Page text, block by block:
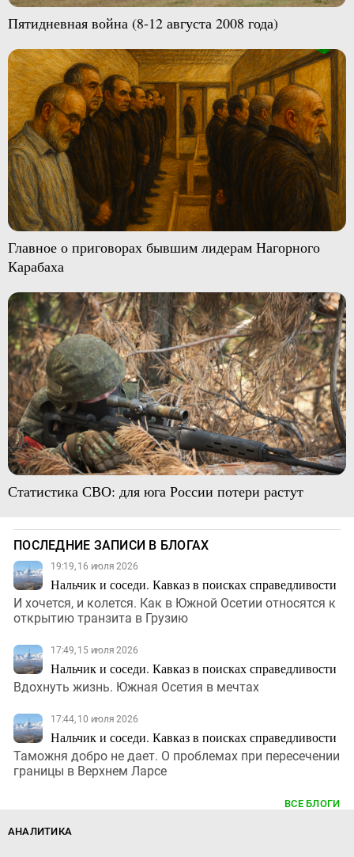
Пятидневная война (8-12 августа 2008 года)
Главное о приговорах бывшим лидерам Нагорного
Карабаха
Статистика СВО: для юга России потери растут
ПОСЛЕДНИЕ ЗАПИСИ В БЛОГАХ
19:19, 16 июля 2026
Нальчик и соседи. Кавказ в поисках справедливости
И хочется, и колется. Как в Южной Осетии относятся к
открытию транзита в Грузию
17:49, 15 июля 2026
Нальчик и соседи. Кавказ в поисках справедливости
Вдохнуть жизнь. Южная Осетия в мечтах
17:44, 10 июля 2026
Нальчик и соседи. Кавказ в поисках справедливости
Таможня добро не дает. О проблемах при пересечении
границы в Верхнем Ларсе
ВСЕ БЛОГИ
АНАЛИТИКА